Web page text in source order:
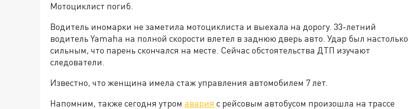
Мотоциклист погиб.
Водитель иномарки не заметила мотоциклиста и выехала на дорогу. 33-летний
водитель Yamaha на полной скорости влетел в заднюю дверь авто. Удар был настолько
сильным, что парень скончался на месте. Сейчас обстоятельства ДТП изучают
следователи.
Известно, что женщина имела стаж управления автомобилем 7 лет.
Напомним, также сегодня утром авария с рейсовым автобусом произошла на трассе